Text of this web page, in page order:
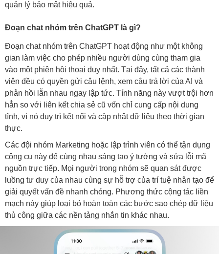
quản lý bảo mật hiệu quả.
Đoạn chat nhóm trên ChatGPT là gì?
Đoạn chat nhóm trên ChatGPT hoạt động như một không
gian làm việc cho phép nhiều người dùng cùng tham gia
vào một phiên hội thoại duy nhất. Tại đây, tất cả các thành
viên đều có quyền gửi câu lệnh, xem câu trả lời của AI và
phản hồi lẫn nhau ngay lập tức. Tính năng này vượt trội hơn
hẳn so với liên kết chia sẻ cũ vốn chỉ cung cấp nội dung
tĩnh, vì nó duy trì kết nối và cập nhật dữ liệu theo thời gian
thực.
Các đội nhóm Marketing hoặc lập trình viên có thể tận dụng
công cụ này để cùng nhau sáng tạo ý tưởng và sửa lỗi mã
nguồn trực tiếp. Mọi người trong nhóm sẽ quan sát được
luồng tư duy của nhau cùng sự hỗ trợ của trí tuệ nhân tạo để
giải quyết vấn đề nhanh chóng. Phương thức cộng tác liền
mạch này giúp loại bỏ hoàn toàn các bước sao chép dữ liệu
thủ công giữa các nền tảng nhắn tin khác nhau.